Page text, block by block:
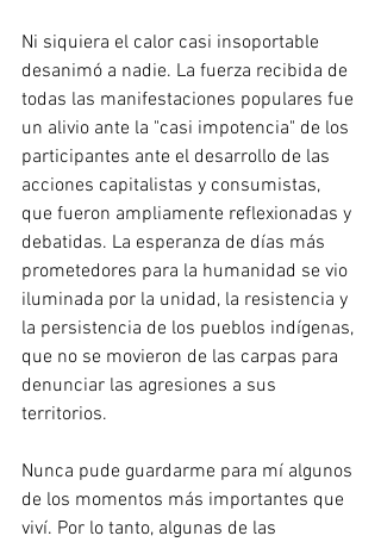
Ni siquiera el calor casi insoportable
desanimó a nadie. La fuerza recibida de
todas las manifestaciones populares fue
un alivio ante la "casi impotencia" de los
participantes ante el desarrollo de las
acciones capitalistas y consumistas,
que fueron ampliamente reflexionadas y
debatidas. La esperanza de días más
prometedores para la humanidad se vio
iluminada por la unidad, la resistencia y
la persistencia de los pueblos indígenas,
que no se movieron de las carpas para
denunciar las agresiones a sus
territorios.
Nunca pude guardarme para mí algunos
de los momentos más importantes que
viví. Por lo tanto, algunas de las